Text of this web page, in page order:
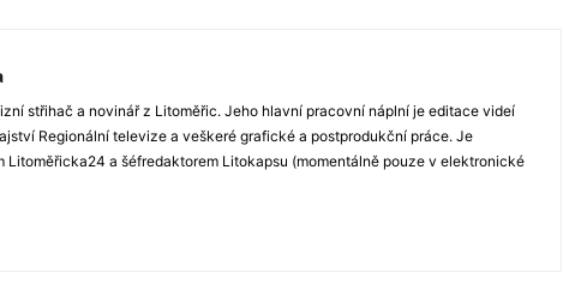
střihač a novinář z Litoměřic. Jeho hlavní pracovní náplní je editace videí
Regionální televize a veškeré grafické a postprodukční práce. Je
Litoměřicka24 a šéfredaktorem Litokapsu (momentálně pouze v elektronické